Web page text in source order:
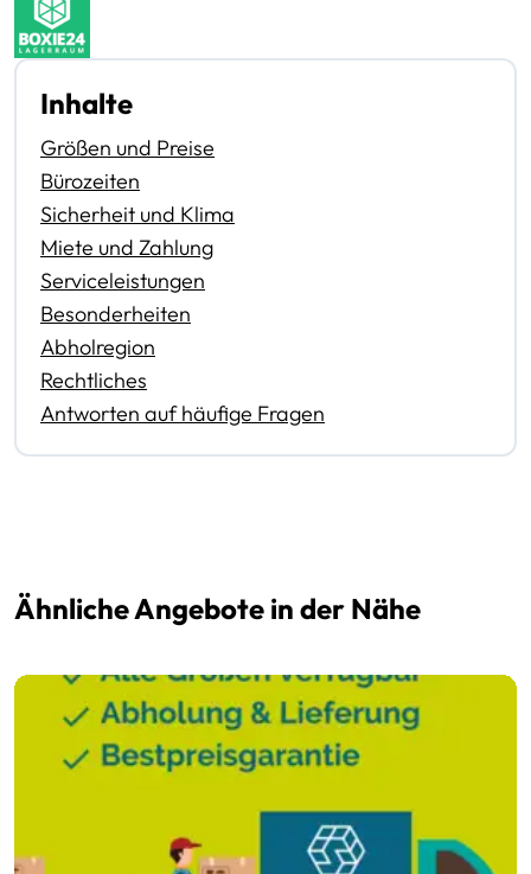
Visa, American Express) sowie das SEPA-
Lastschriftverfahren.
Inhalte
Größen und Preise
Bürozeiten
Sicherheit und Klima
Miete und Zahlung
Serviceleistungen
Besonderheiten
Abholregion
Rechtliches
Antworten auf häufige Fragen
Ähnliche Angebote in der Nähe